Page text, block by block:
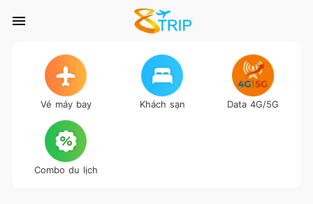
Vé máy bay Khách sạn Data 4G/5G
Combo du lịch